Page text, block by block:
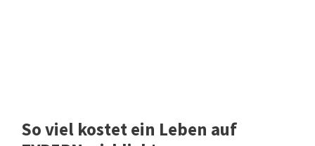
So viel kostet ein Leben auf